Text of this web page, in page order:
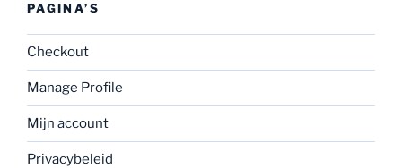
PAGINA’S
Checkout
Manage Profile
Mijn account
Privacybeleid